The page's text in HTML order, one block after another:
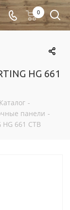
0
HG 661
Каталог -
панели -
661 CTB